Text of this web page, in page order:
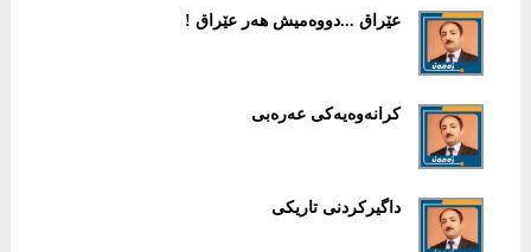
عێراق ...دووەمیش هەر عێراق !
كرانەوەیەكی عەرەبی
داگیركردنی تاریكی